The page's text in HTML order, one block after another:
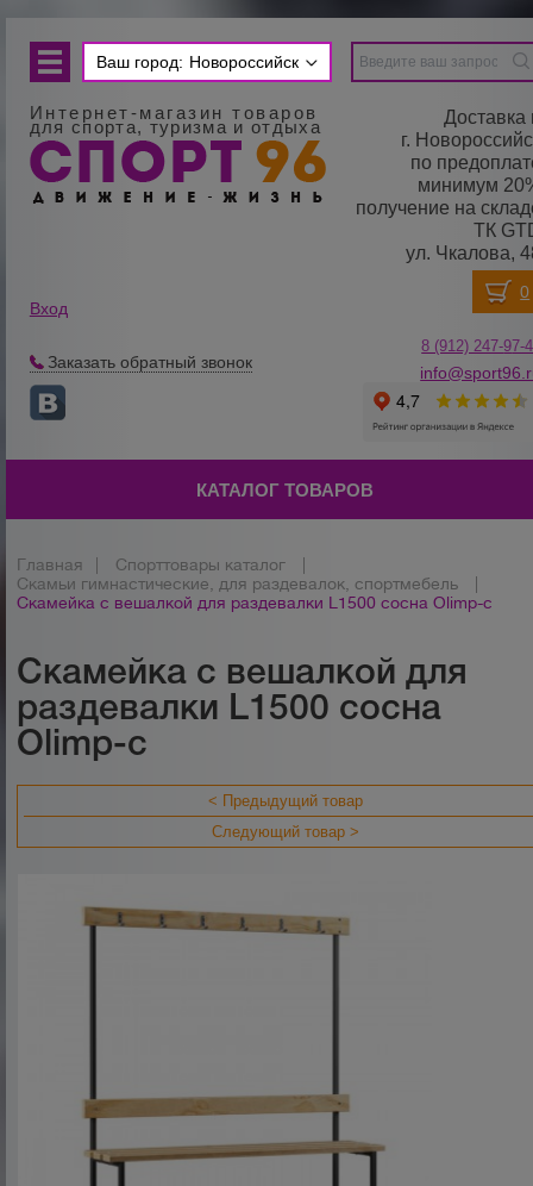
Ваш город: Новороссийск
Интернет-магазин товаров
для спорта, туризма и отдыха
Доставка
г.
по
минимум
получение на
ТК
ул. Чкалова,
Вход
Заказать обратный звонок
8 (912) 247-97-
КАТАЛОГ ТОВАРОВ
Главная Спорттовары каталог
Скамьи гимнастические, для раздевалок, спортмебель
Скамейка с вешалкой для раздевалки L1500 сосна Olimp-c
Скамейка с вешалкой для
раздевалки L1500 сосна
Olimp-c
< Предыдущий товар
Следующий товар >